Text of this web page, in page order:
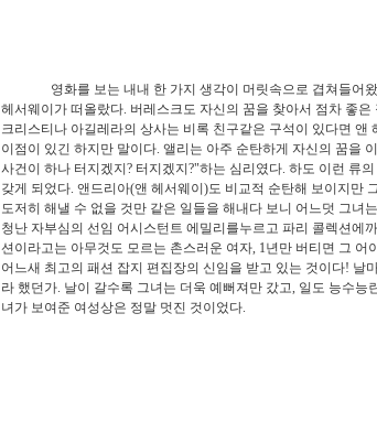
영화를 보는 내내 한 가지 생각이 머릿속으로 겹쳐들어왔
헤서웨이가 떠올랐다. 버레스크도 자신의 꿈을 찾아서 점차 좋
크리스티나 아길레라의 상사는 비록 친구같은 구석이 있다면
이점이 있긴 하지만 말이다. 앨리는 아주 순탄하게 자신의 꿈을
사건이 하나 터지겠지? 터지겠지?"하는 심리였다. 하도 이런 류
갖게 되었다. 앤드리아(앤 헤서웨이)도 비교적 순탄해 보이지만
도저히 해낼 수 없을 것만 같은 일들을 해내다 보니 어느덧 그녀
청난 자부심의 선임 어시스턴트 에밀리를누르고 파리 콜렉션에
션이라고는 아무것도 모르는 촌스러운 여자, 1년만 버티면 그
어느새 최고의 패션 잡지 편집장의 신임을 받고 있는 것이다! 날
라 했던가. 날이 갈수록 그녀는 더욱 예뻐져만 갔고, 일도 능수
녀가 보여준 여성상은 정말 멋진 것이었다.